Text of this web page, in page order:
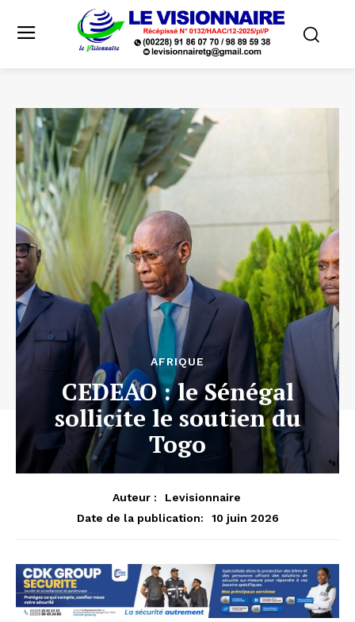
AFRIQUE
CEDEAO : le Sénégal
sollicite le soutien du
Togo
Auteur :
Levisionnaire
Date de la publication:
10 juin 2026